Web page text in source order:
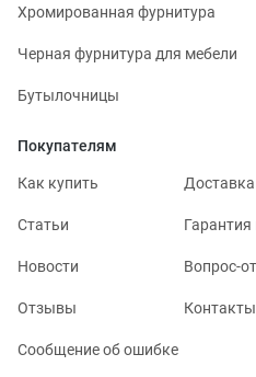
Хромированная фурнитура
Черная фурнитура для мебели
Бутылочницы
Покупателям
Как купить
Статьи Гарантия
Новости Вопрос-
Отзывы Контакты
Сообщение об ошибке